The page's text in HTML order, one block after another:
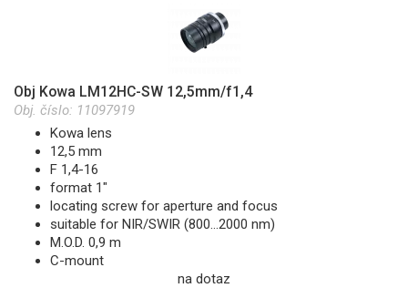
Obj Kowa LM12HC-SW 12,5mm/f1,4
Obj. číslo: 11097919
Kowa lens
12,5 mm
F 1,4-16
format 1"
locating screw for aperture and focus
suitable for NIR/SWIR (800...2000 nm)
M.O.D. 0,9 m
C-mount
na dotaz